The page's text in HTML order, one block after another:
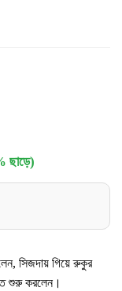
সিজদায় গিয়ে রুকুর
শুরু করলেন।